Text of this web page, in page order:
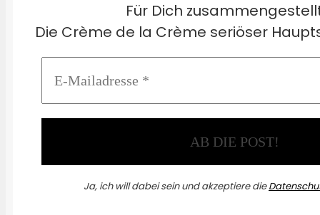
Für Dich
Die Crème de la Crème seriöser
Ja, ich will dabei sein und akzeptiere die